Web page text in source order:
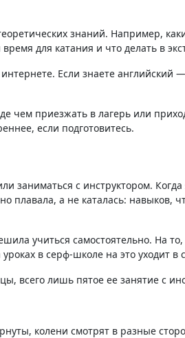
знаний. Например,
для катания и что делать в
чем приезжать в лагерь или
если подготовитесь.
заниматься с инструктором.
плавала, а не каталась: навыков,
учиться самостоятельно. На
в серф-школе на это уходит в
всего лишь пятое ее занятие с
колени смотрят в разные